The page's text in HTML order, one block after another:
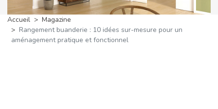
Accueil
Magazine
Rangement buanderie : 10 idées sur-mesure pour un
aménagement pratique et fonctionnel